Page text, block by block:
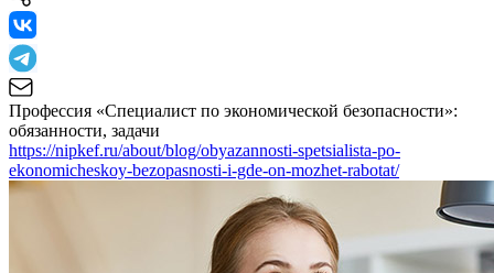
Профессия «Специалист по экономической безопасности»:
обязанности, задачи
https://nipkef.ru/about/blog/obyazannosti-spetsialista-po-
ekonomicheskoy-bezopasnosti-i-gde-on-mozhet-rabotat/